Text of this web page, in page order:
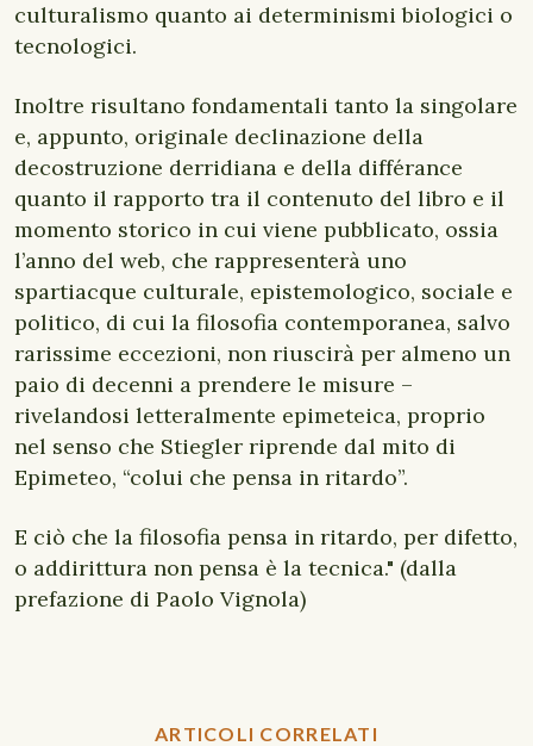
culturalismo quanto ai determinismi biologici o
tecnologici.
Inoltre risultano fondamentali tanto la singolare
e, appunto, originale declinazione della
decostruzione derridiana e della différance
quanto il rapporto tra il contenuto del libro e il
momento storico in cui viene pubblicato, ossia
l’anno del web, che rappresenterà uno
spartiacque culturale, epistemologico, sociale e
politico, di cui la filosofia contemporanea, salvo
rarissime eccezioni, non riuscirà per almeno un
paio di decenni a prendere le misure –
rivelandosi letteralmente epimeteica, proprio
nel senso che Stiegler riprende dal mito di
Epimeteo, “colui che pensa in ritardo”.
E ciò che la filosofia pensa in ritardo, per difetto,
o addirittura non pensa è la tecnica." (dalla
prefazione di Paolo Vignola)
ARTICOLI CORRELATI